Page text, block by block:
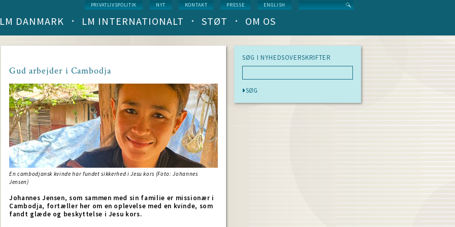
Service
menu
PRIVATLIVSPOLITIK NYT KONTAKT PRESSE ENGLISH
Main
(level
1)
LM DANMARK LM INTERNATIONALT STØT OM OS
Gud arbejder i Cambodja
En cambodjansk kvinde har fundet sikkerhed i Jesu kors (Foto: Johannes
Jensen)
Johannes Jensen, som sammen med sin familie er missionær i
Cambodja, fortæller her om en oplevelse med en kvinde, som
fandt glæde og beskyttelse i Jesu kors.
SØG I NYHEDSOVERSKRIFTER